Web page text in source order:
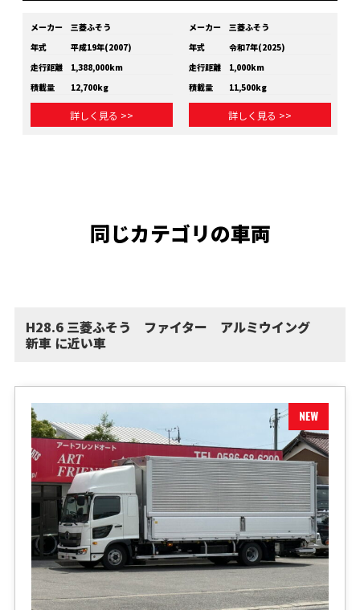
メーカー
三菱ふそう
年式
平成19年(2007)
走行距離
1,388,000km
積載量
12,700kg
詳しく見る >>
メーカー
三菱ふそう
年式
令和7年(2025)
走行距離
1,000km
積載量
11,500kg
詳しく見る >>
同じカテゴリの車両
H28.6 三菱ふそう ファイター アルミウイング
新車 に近い車